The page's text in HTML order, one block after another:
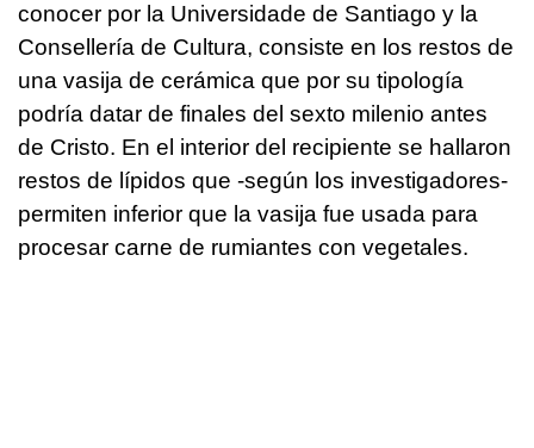
conocer por la Universidade de Santiago y la
Consellería de Cultura, consiste en los restos de
una vasija de cerámica que por su tipología
podría datar de finales del sexto milenio antes
de Cristo. En el interior del recipiente se hallaron
restos de lípidos que -según los investigadores-
permiten inferior que la vasija fue usada para
procesar carne de rumiantes con vegetales.